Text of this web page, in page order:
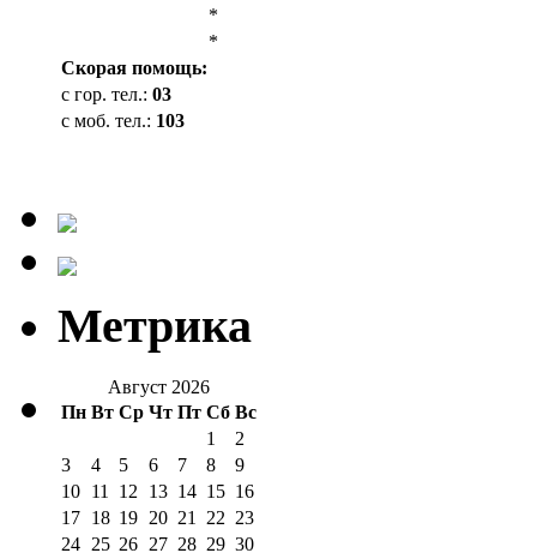
*
*
Cкорая помощь:
с гор. тел.: 03
с моб. тел.: 103
Метрика
Август 2026
Пн Вт Ср Чт Пт Сб Вс
1
2
3
4 5 6 7 8
9
10 11 12 13 14 15 16
17 18 19 20 21 22 23
24 25 26 27 28 29 30